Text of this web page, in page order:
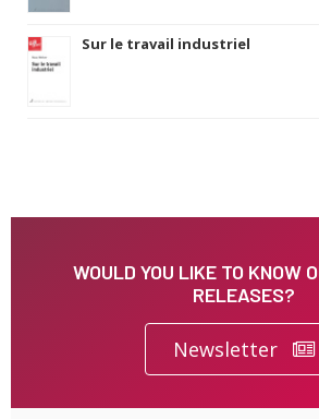
Sur le travail industriel
WOULD YOU LIKE TO KNOW
RELEASES?
Newsletter